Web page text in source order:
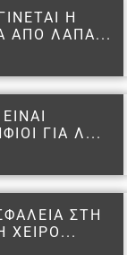
Η
ΑΠΟ ΛΑΠΑ...
ΓΙΑ Λ...
ΣΤΗ
ΧΕΙΡΟ...